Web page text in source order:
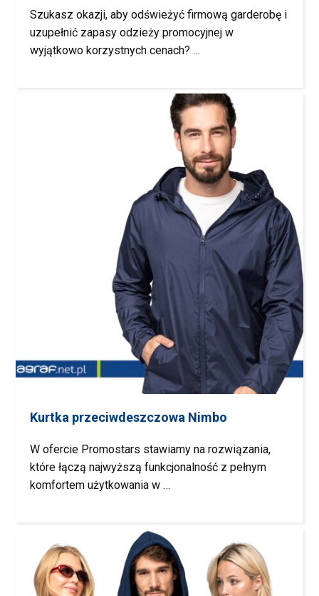
Szukasz okazji, aby odświeżyć firmową garderobę i
uzupełnić zapasy odzieży promocyjnej w
wyjątkowo korzystnych cenach? …
Kurtka przeciwdeszczowa Nimbo
W ofercie Promostars stawiamy na rozwiązania,
które łączą najwyższą funkcjonalność z pełnym
komfortem użytkowania w …